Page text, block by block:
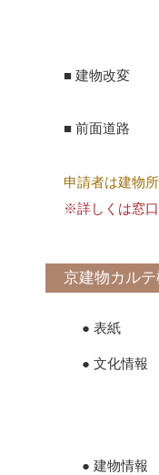
■ 建物改変
■ 前面道路
申請者は建物
※詳しくは窓口
京建物カル
● 表紙
● 文化情報
● 建物情報